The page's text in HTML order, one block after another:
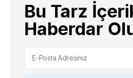
Bu Tarz
Haberdar